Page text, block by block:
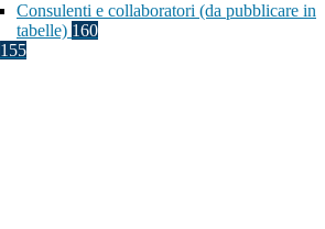
Consulenti e collaboratori (da pubblicare in
tabelle) 160
155